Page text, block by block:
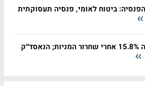
ביטוח לאומי, פנסיה תעסוקתית
ספייס X זינקה 15.8% אחרי שחרור המניות; הנאסד״ק